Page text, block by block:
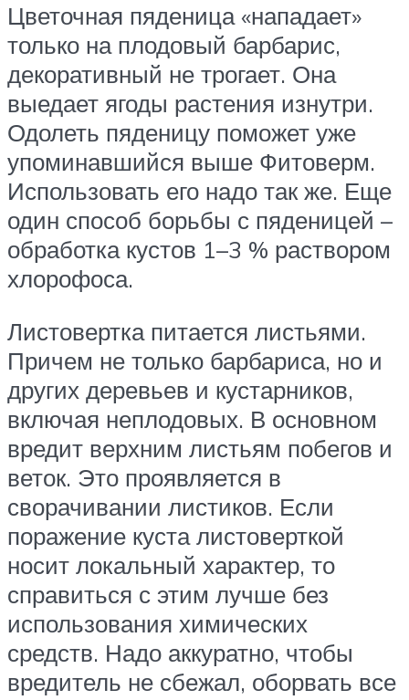
Цветочная пяденица «нападает»
только на плодовый барбарис,
декоративный не трогает. Она
выедает ягоды растения изнутри.
Одолеть пяденицу поможет уже
упоминавшийся выше Фитоверм.
Использовать его надо так же. Еще
один способ борьбы с пяденицей –
обработка кустов 1–3 % раствором
хлорофоса.
Листовертка питается листьями.
Причем не только барбариса, но и
других деревьев и кустарников,
включая неплодовых. В основном
вредит верхним листьям побегов и
веток. Это проявляется в
сворачивании листиков. Если
поражение куста листоверткой
носит локальный характер, то
справиться с этим лучше без
использования химических
средств. Надо аккуратно, чтобы
вредитель не сбежал, оборвать все